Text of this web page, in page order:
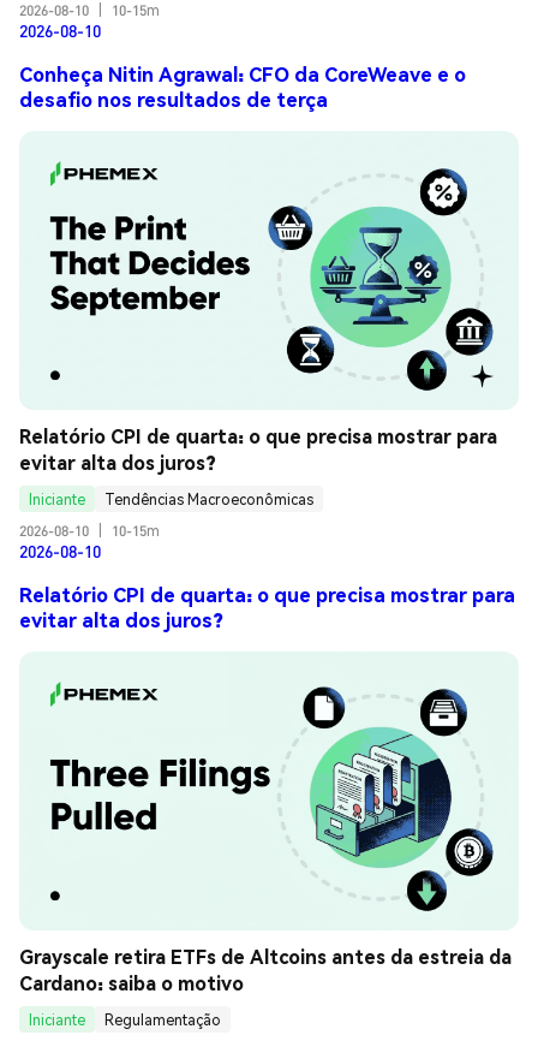
2026-08-10
10-15m
2026-08-10
Conheça Nitin Agrawal: CFO da CoreWeave e o
desafio nos resultados de terça
Relatório CPI de quarta: o que precisa mostrar para
evitar alta dos juros?
Iniciante
Tendências Macroeconômicas
2026-08-10
10-15m
2026-08-10
Relatório CPI de quarta: o que precisa mostrar para
evitar alta dos juros?
Grayscale retira ETFs de Altcoins antes da estreia da
Cardano: saiba o motivo
Iniciante
Regulamentação